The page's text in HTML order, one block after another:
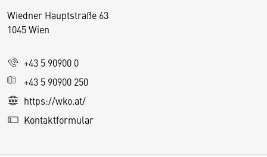
Wiedner Hauptstraße 63
1045 Wien
+43 5 90900 0
+43 5 90900 250
https://wko.at/
Kontaktformular
D
s
e
S
e